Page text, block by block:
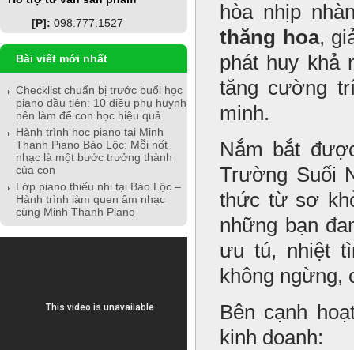
[P]: 098.777.1527
Bài viết mới nhất
Checklist chuẩn bị trước buổi học
piano đầu tiên: 10 điều phụ huynh
nên làm để con học hiệu quả
Hành trình học piano tại Minh
Thanh Piano Bảo Lộc: Mỗi nốt
nhạc là một bước trưởng thành
của con
Lớp piano thiếu nhi tại Bảo Lộc –
Hành trình làm quen âm nhạc
cùng Minh Thanh Piano
hòa nhịp
thăng hoa,
phát huy khả
tăng cường
minh.
Nắm bắt
Trường Suối
thức từ sơ
những bạn
ưu tú, nhiệt
không ngừng,
Bên cạnh
kinh doanh: